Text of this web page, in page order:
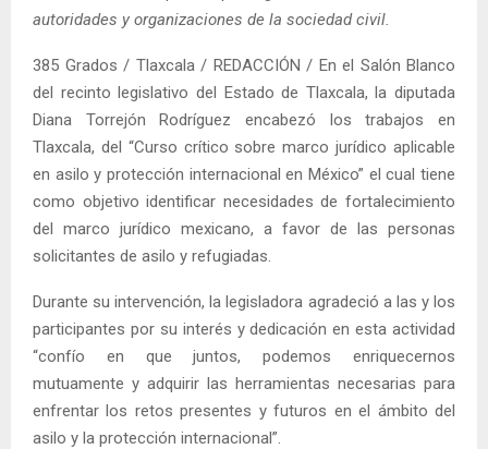
autoridades y organizaciones de la sociedad civil.
385 Grados / Tlaxcala / REDACCIÓN / En el Salón Blanco
del recinto legislativo del Estado de Tlaxcala, la diputada
Diana Torrejón Rodríguez encabezó los trabajos en
Tlaxcala, del “Curso crítico sobre marco jurídico aplicable
en asilo y protección internacional en México” el cual tiene
como objetivo identificar necesidades de fortalecimiento
del marco jurídico mexicano, a favor de las personas
solicitantes de asilo y refugiadas.
Durante su intervención, la legisladora agradeció a las y los
participantes por su interés y dedicación en esta actividad
“confío en que juntos, podemos enriquecernos
mutuamente y adquirir las herramientas necesarias para
enfrentar los retos presentes y futuros en el ámbito del
asilo y la protección internacional”.